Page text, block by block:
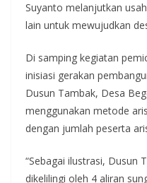
Suyanto melanjutkan
lain untuk mewujudkan
Di samping kegiatan
inisiasi gerakan
Dusun Tambak, Desa
menggunakan metode
dengan jumlah peserta
“Sebagai ilustrasi, Dusun
dikelilingi oleh 4 aliran